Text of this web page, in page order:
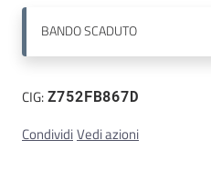
BANDOSCADUTO
CIG:Z752FB867D
CondividiVedi azioni